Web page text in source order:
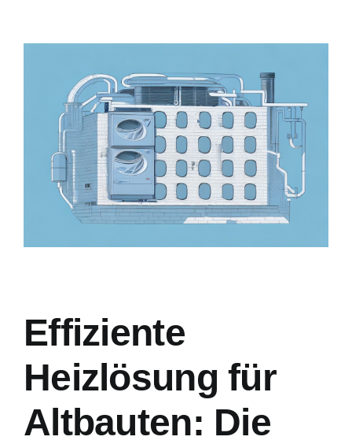
Effiziente
Heizlösung für
Altbauten: Die